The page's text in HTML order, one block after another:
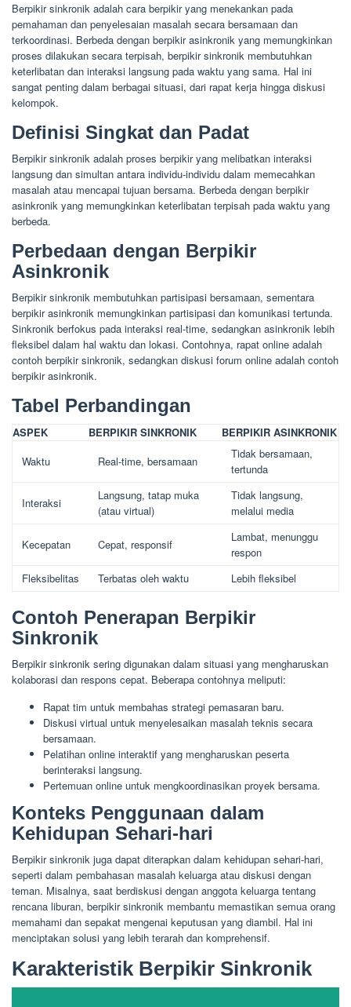
Berpikir sinkronik adalah cara berpikir yang menekankan pada
pemahaman dan penyelesaian masalah secara bersamaan dan
terkoordinasi. Berbeda dengan berpikir asinkronik yang memungkinkan
proses dilakukan secara terpisah, berpikir sinkronik membutuhkan
keterlibatan dan interaksi langsung pada waktu yang sama. Hal ini
sangat penting dalam berbagai situasi, dari rapat kerja hingga diskusi
kelompok.
Definisi Singkat dan Padat
Berpikir sinkronik adalah proses berpikir yang melibatkan interaksi
langsung dan simultan antara individu-individu dalam memecahkan
masalah atau mencapai tujuan bersama. Berbeda dengan berpikir
asinkronik yang memungkinkan keterlibatan terpisah pada waktu yang
berbeda.
Perbedaan dengan Berpikir
Asinkronik
Berpikir sinkronik membutuhkan partisipasi bersamaan, sementara
berpikir asinkronik memungkinkan partisipasi dan komunikasi tertunda.
Sinkronik berfokus pada interaksi real-time, sedangkan asinkronik lebih
fleksibel dalam hal waktu dan lokasi. Contohnya, rapat online adalah
contoh berpikir sinkronik, sedangkan diskusi forum online adalah contoh
berpikir asinkronik.
Tabel Perbandingan
ASPEK BERPIKIR SINKRONIK
BERPIKIR ASINKRONIK
Waktu
Real-time, bersamaan
Tidak bersamaan,
tertunda
Interaksi
Langsung, tatap muka
(atau virtual)
Tidak langsung,
melalui media
Kecepatan Cepat, responsif
Lambat, menunggu
respon
Fleksibelitas
Terbatas oleh waktu Lebih fleksibel
Contoh Penerapan Berpikir
Sinkronik
Berpikir sinkronik sering digunakan dalam situasi yang mengharuskan
kolaborasi dan respons cepat. Beberapa contohnya meliputi:
Rapat tim untuk membahas strategi pemasaran baru.
Diskusi virtual untuk menyelesaikan masalah teknis secara
bersamaan.
Pelatihan online interaktif yang mengharuskan peserta
berinteraksi langsung.
Pertemuan online untuk mengkoordinasikan proyek bersama.
Konteks Penggunaan dalam
Kehidupan Sehari-hari
Berpikir sinkronik juga dapat diterapkan dalam kehidupan sehari-hari,
seperti dalam pembahasan masalah keluarga atau diskusi dengan
teman. Misalnya, saat berdiskusi dengan anggota keluarga tentang
rencana liburan, berpikir sinkronik membantu memastikan semua orang
memahami dan sepakat mengenai keputusan yang diambil. Hal ini
menciptakan solusi yang lebih terarah dan komprehensif.
Karakteristik Berpikir Sinkronik